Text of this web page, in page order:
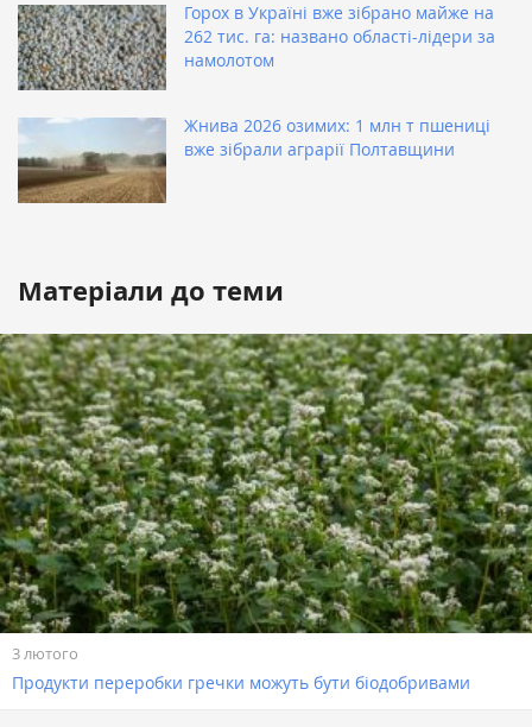
Горох в Україні вже зібрано майже на
262 тис. га: названо області-лідери за
намолотом
Жнива 2026 озимих: 1 млн т пшениці
вже зібрали аграрії Полтавщини
Матеріали до теми
3 лютого
Продукти переробки гречки можуть бути біодобривами